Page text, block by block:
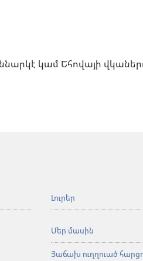
կամ Եհովայի
Լուրեր
Մեր մասին
Յաճախ ուղղուած